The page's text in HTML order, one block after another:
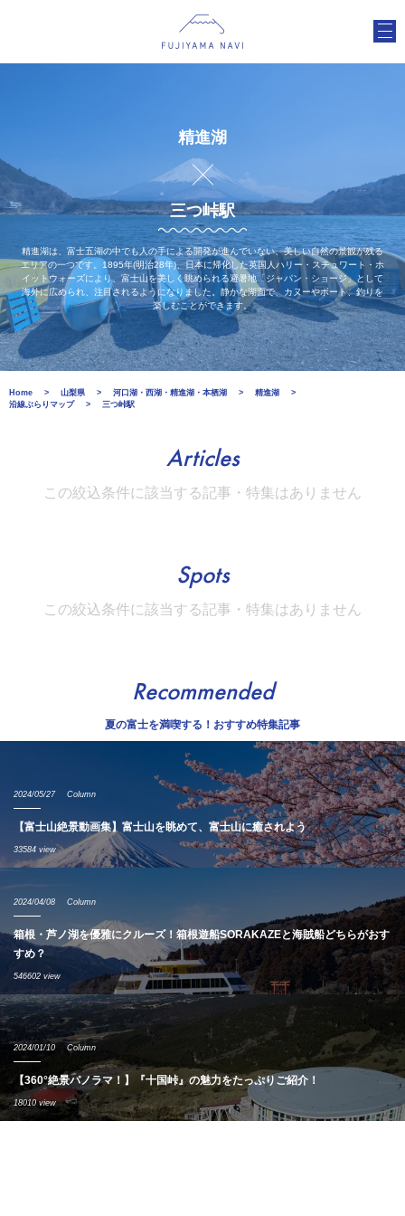
精進湖
三つ峠駅
精進湖は、富士五湖の中でも人の手による開発が進んでいない、美しい自然の景観が残る
エリアの一つです。1895年(明治28年)、日本に帰化した英国人ハリー・スチュワート・ホ
イットウォーズにより、富士山を美しく眺められる避暑地「ジャパン・ショージ」として
海外に広められ、注目されるようになりました。静かな湖面で、カヌーやボート、釣りを
楽しむことができます。
Home 山梨県 河口湖・西湖・精進湖・本栖湖
精進湖
沿線ぶらりマップ
三つ峠駅
Articles
この絞込条件に該当する記事・特集はありません
Spots
この絞込条件に該当する記事・特集はありません
Recommended
夏の富士を満喫する！おすすめ特集記事
2024/05/27 Column
【富士山絶景動画集】富士山を眺めて、富士山に癒されよう
33584 view
2024/04/08 Column
箱根・芦ノ湖を優雅にクルーズ！箱根遊船SORAKAZEと海賊船どちらがおす
すめ？
546602 view
2024/01/10 Column
【360°絶景パノラマ！】『十国峠』の魅力をたっぷりご紹介！
18010 view